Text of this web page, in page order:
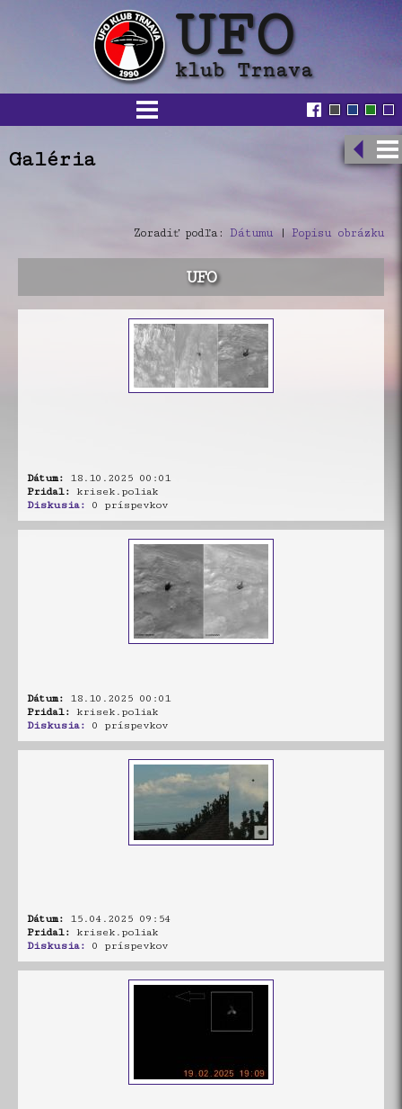
Galéria
Zoradiť podľa: Dátumu | Popisu obrázku
UFO
Dátum: 18.10.2025 00:01
Pridal: krisek.poliak
Diskusia: 0 príspevkov
Dátum: 18.10.2025 00:01
Pridal: krisek.poliak
Diskusia: 0 príspevkov
Dátum: 15.04.2025 09:54
Pridal: krisek.poliak
Diskusia: 0 príspevkov